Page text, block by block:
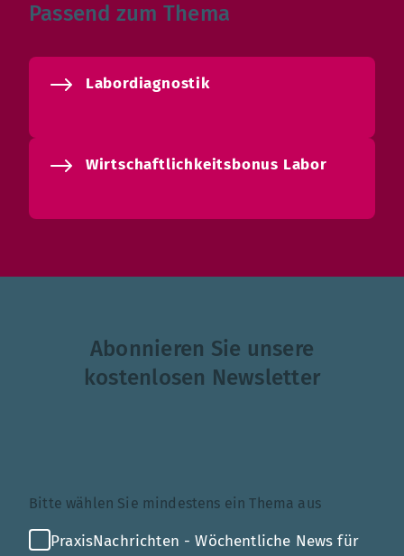
Passend zum Thema
Labordiagnostik
Wirtschaftlichkeitsbonus Labor
Abonnieren Sie unsere
kostenlosen Newsletter
Bitte wählen Sie mindestens ein Thema aus
PraxisNachrichten - Wöchentliche News für